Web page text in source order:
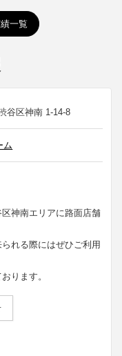
一覧
谷区神南 1-14-8
ム
神南エリアに路面店舗
れる際にはぜひご利用
ります。